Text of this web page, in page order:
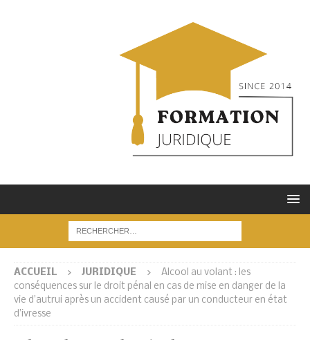
ACCUEIL JURIDIQUE
Alcool au volant : les
conséquences sur le droit pénal en cas de mise en danger de la
vie d’autrui après un accident causé par un conducteur en état
d’ivresse